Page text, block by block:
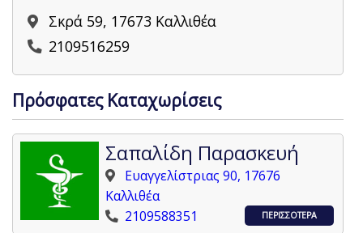
Σκρά 59, 17673 Καλλιθέα
2109516259
Πρόσφατες Καταχωρίσεις
Σαπαλίδη Παρασκευή
Ευαγγελίστριας 90, 17676
Καλλιθέα
2109588351
ΠΕΡΙΣΣΟΤΕΡΑ